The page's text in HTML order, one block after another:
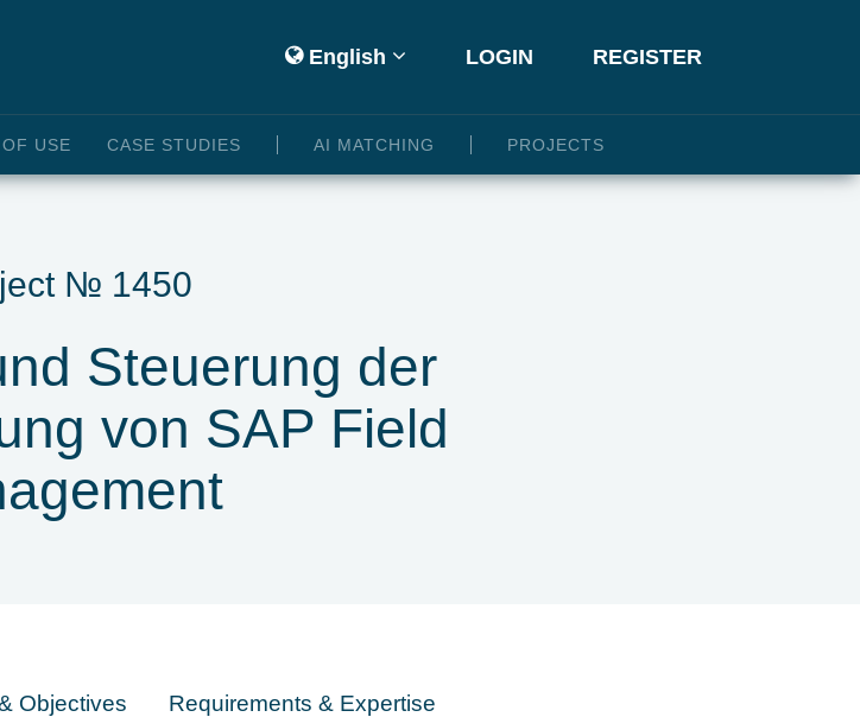
English LOGIN REGISTER
USE CASE STUDIES AI MATCHING PROJECTS
№ 1450
Steuerung der
von SAP Field
Objectives Requirements & Expertise